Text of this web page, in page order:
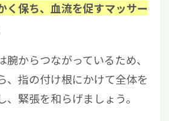
く保ち、血流を促すマッサー
からつながっているため、
、指の付け根にかけて全体を
緊張を和らげましょう。